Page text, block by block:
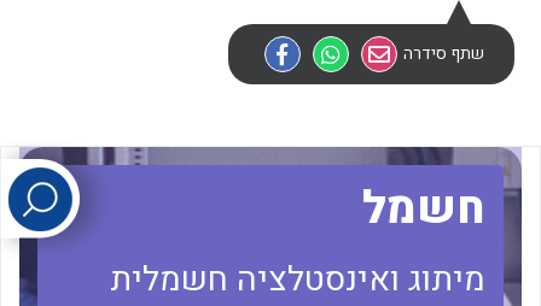
לכל מוצרי היצרן
שתף סידרה
חשמל
מיתוג ואינסטלציה חשמלית